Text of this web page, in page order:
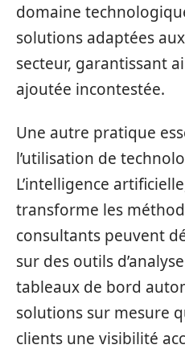
domaine
solutions adaptées
secteur, garantissant
ajoutée incontestée.
Une autre pratique
l’utilisation de
L’intelligence
transforme les
consultants peuvent
sur des outils
tableaux de bord
solutions sur mesure
clients une visibilité